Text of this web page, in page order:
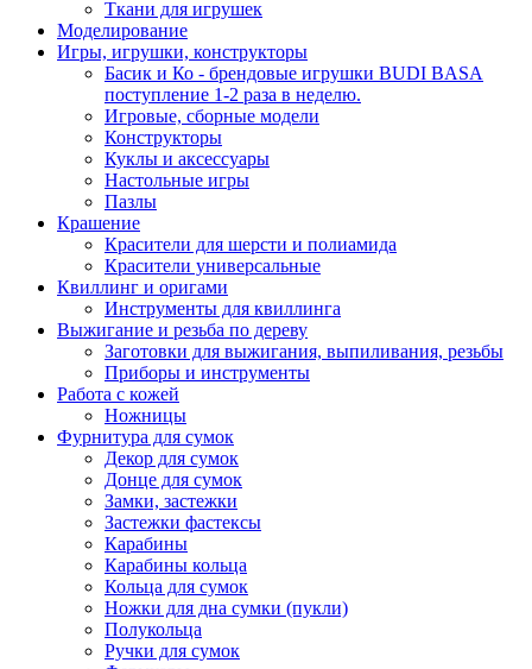
Ткани для игрушек
Моделирование
Игры, игрушки, конструкторы
Басик и Ко - брендовые игрушки BUDI BASA
поступление 1-2 раза в неделю.
Игровые, сборные модели
Конструкторы
Куклы и аксессуары
Настольные игры
Пазлы
Крашение
Красители для шерсти и полиамида
Красители универсальные
Квиллинг и оригами
Инструменты для квиллинга
Выжигание и резьба по дереву
Заготовки для выжигания, выпиливания, резьбы
Приборы и инструменты
Работа с кожей
Ножницы
Фурнитура для сумок
Декор для сумок
Донце для сумок
Замки, застежки
Застежки фастексы
Карабины
Карабины кольца
Кольца для сумок
Ножки для дна сумки (пукли)
Полукольца
Ручки для сумок